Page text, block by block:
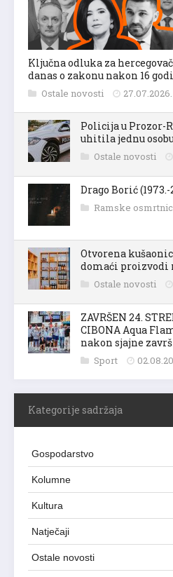
Ključna odluka za
danas o zakonu nakon 16
Ostale novosti 27.07.2026.
Policija u Prozor-
uhitila jednu
Ostale novosti
Drago Borić (1973.-
Ramske
Otvorena
domaći proizvodi
Ostale novosti
ZAVRŠEN 24.
CIBONA Aqua
nakon sjajne
Sport
Kategorije sadržaja
Gospodarstvo
Kolumne
Kultura
Natječaji
Ostale novosti